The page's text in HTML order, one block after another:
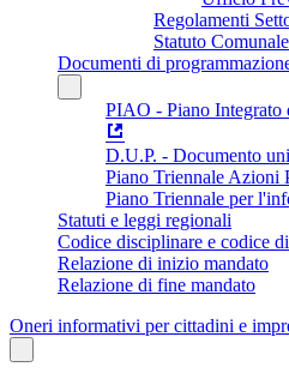
Regolamenti
Statuto Comunale
Documenti di
PIAO - Piano Integrato
D.U.P. - Documento
Piano Triennale Azioni
Piano Triennale per
Statuti e leggi regionali
Codice disciplinare e codice
Relazione di inizio mandato
Relazione di fine mandato
Oneri informativi per cittadini e